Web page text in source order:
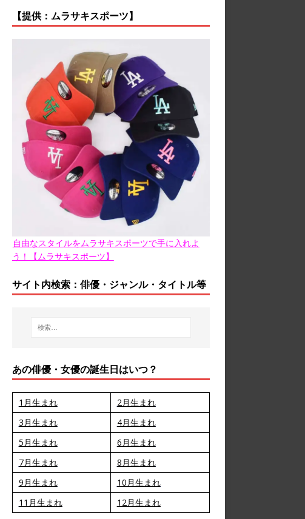
【提供：ムラサキスポーツ】
自由なスタイルをムラサキスポーツで手に入れよ
う！【ムラサキスポーツ】
サイト内検索：俳優・ジャンル・タイトル等
あの俳優・女優の誕生日はいつ？
1月生まれ
2月生まれ
3月生まれ
4月生まれ
5月生まれ
6月生まれ
7月生まれ
8月生まれ
9月生まれ
10月生まれ
11月生まれ
12月生まれ